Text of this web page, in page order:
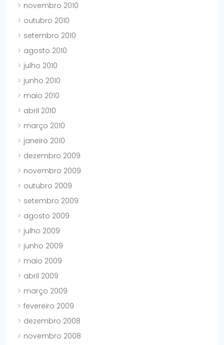
novembro 2010
outubro 2010
setembro 2010
agosto 2010
julho 2010
junho 2010
maio 2010
abril 2010
março 2010
janeiro 2010
dezembro 2009
novembro 2009
outubro 2009
setembro 2009
agosto 2009
julho 2009
junho 2009
maio 2009
abril 2009
março 2009
fevereiro 2009
dezembro 2008
novembro 2008